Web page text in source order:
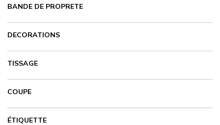
BANDE DE PROPRETE
DECORATIONS
TISSAGE
COUPE
ÉTIQUETTE